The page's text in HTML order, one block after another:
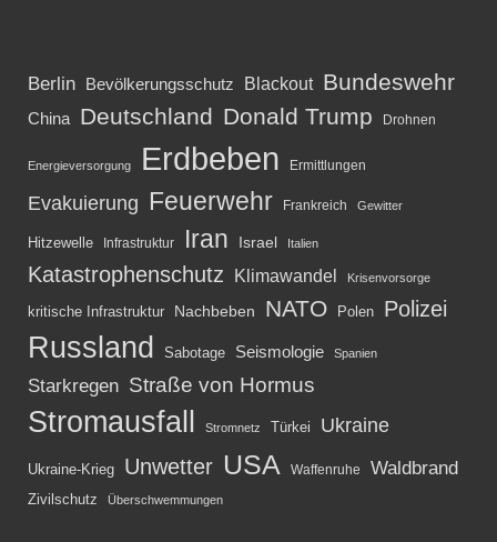
Berlin Bevölkerungsschutz Blackout Bundeswehr
China Deutschland Donald Trump Drohnen
Energieversorgung Erdbeben Ermittlungen
Evakuierung Feuerwehr Frankreich Gewitter
Hitzewelle Infrastruktur Iran Israel Italien
Katastrophenschutz Klimawandel Krisenvorsorge
kritische Infrastruktur Nachbeben NATO Polen Polizei
Russland Sabotage Seismologie Spanien
Starkregen Straße von Hormus
Stromausfall Stromnetz Türkei Ukraine
Ukraine-Krieg Unwetter USA Waffenruhe Waldbrand
Zivilschutz Überschwemmungen